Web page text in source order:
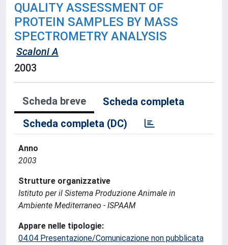
QUALITY ASSESSMENT OF
PROTEIN SAMPLES BY MASS
SPECTROMETRY ANALYSIS
Scaloni A
2003
Scheda breve
Scheda completa
Scheda completa (DC)
Anno
2003
Strutture organizzative
Istituto per il Sistema Produzione Animale in
Ambiente Mediterraneo - ISPAAM
Appare nelle tipologie:
04.04 Presentazione/Comunicazione non pubblicata